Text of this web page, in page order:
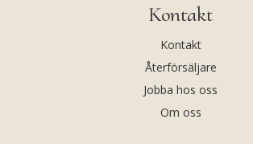
Kontakt
Kontakt
Återförsäljare
Jobba hos oss
Om oss